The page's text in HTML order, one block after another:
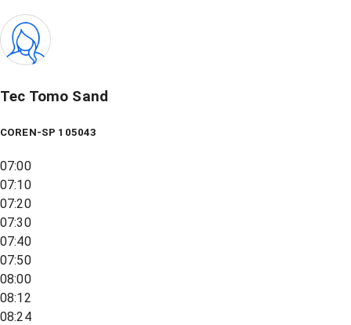
Tec Tomo Sand
COREN-SP 105043
07:00
07:10
07:20
07:30
07:40
07:50
08:00
08:12
08:24